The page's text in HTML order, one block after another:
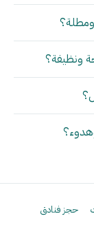
ومطلة؟
ونظيفة؟
حجز فنادق